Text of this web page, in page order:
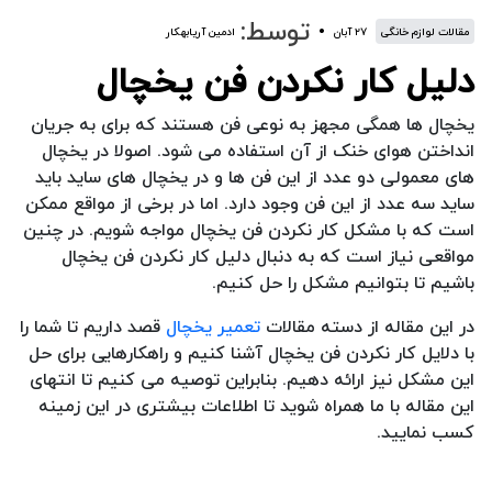
مقالات لوازم خانگی ۲۷ آبان توسط: ادمین آریابهکار
دلیل کار نکردن فن یخچال
یخچال ها همگی مجهز به نوعی فن هستند که برای به جریان
انداختن هوای خنک از آن استفاده می شود. اصولا در یخچال
های معمولی دو عدد از این فن ها و در یخچال های ساید باید
ساید سه عدد از این فن وجود دارد. اما در برخی از مواقع ممکن
است که با مشکل کار نکردن فن یخچال مواجه شویم. در چنین
مواقعی نیاز است که به دنبال دلیل کار نکردن فن یخچال
باشیم تا بتوانیم مشکل را حل کنیم.
در این مقاله از دسته مقالات تعمیر یخچال قصد داریم تا شما را
با دلایل کار نکردن فن یخچال آشنا کنیم و راهکارهایی برای حل
این مشکل نیز ارائه دهیم. بنابراین توصیه می کنیم تا انتهای
این مقاله با ما همراه شوید تا اطلاعات بیشتری در این زمینه
کسب نمایید.